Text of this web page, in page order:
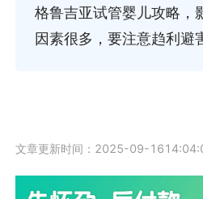
格鲁吉亚试管婴儿攻略，
因素很多，要注意趋利避
文章更新时间：2025-09-